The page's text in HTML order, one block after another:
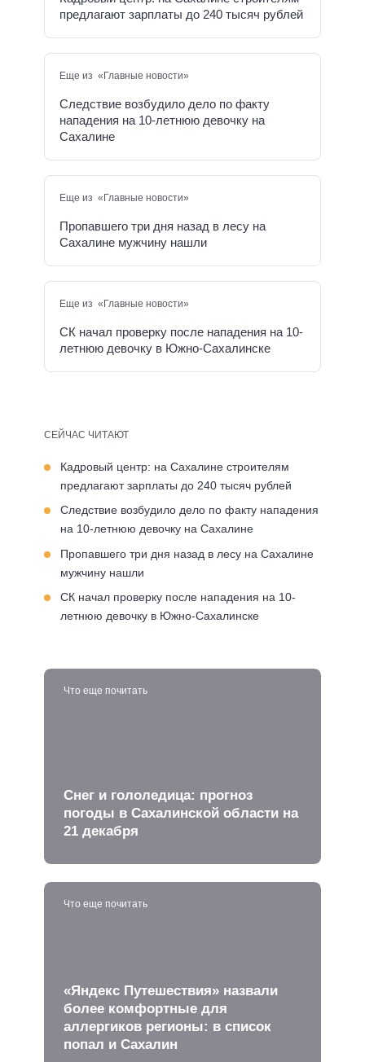
предлагают зарплаты до 240 тысяч рублей
Еще из «Главные новости»
Следствие возбудило дело по факту
нападения на 10-летнюю девочку на
Сахалине
Еще из «Главные новости»
Пропавшего три дня назад в лесу на
Сахалине мужчину нашли
Еще из «Главные новости»
СК начал проверку после нападения на 10-
летнюю девочку в Южно-Сахалинске
СЕЙЧАС ЧИТАЮТ
Кадровый центр: на Сахалине строителям
предлагают зарплаты до 240 тысяч рублей
Следствие возбудило дело по факту нападения
на 10-летнюю девочку на Сахалине
Пропавшего три дня назад в лесу на Сахалине
мужчину нашли
СК начал проверку после нападения на 10-
летнюю девочку в Южно-Сахалинске
Что еще почитать
Снег и гололедица: прогноз
погоды в Сахалинской области на
21 декабря
Что еще почитать
«Яндекс Путешествия» назвали
более комфортные для
аллергиков регионы: в список
попал и Сахалин